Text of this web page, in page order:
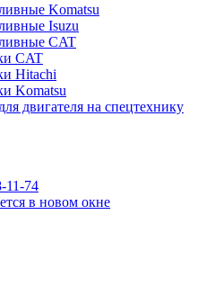
Komatsu
Isuzu
CAT
CAT
Hitachi
Komatsu
двигателя на спецтехнику
11-74
в новом окне